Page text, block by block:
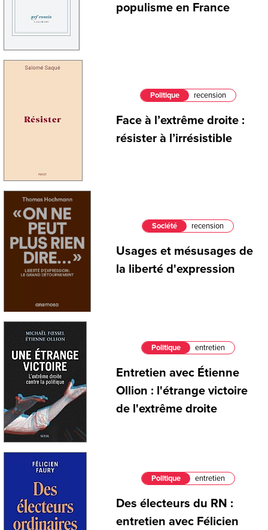
populisme en France
Politique recension
Face à l’extrême droite :
résister à l’irrésistible
Société recension
Usages et mésusages de
la liberté d'expression
Politique entretien
Entretien avec Étienne
Ollion : l'étrange victoire
de l'extrême droite
Politique entretien
Des électeurs du RN :
entretien avec Félicien